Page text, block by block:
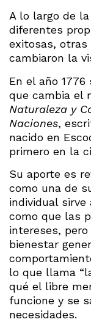
A lo largo de
diferentes
exitosas, otras
cambiaron la
En el año
que cambia el
Naturaleza y
Naciones,
nacido en
primero en la
Su aporte es
como una de
individual
como que las
intereses,
bienestar
lo que llama
qué el libre
funcione y se
necesidades.